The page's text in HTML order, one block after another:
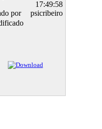
17:49:58
por
psicribeiro